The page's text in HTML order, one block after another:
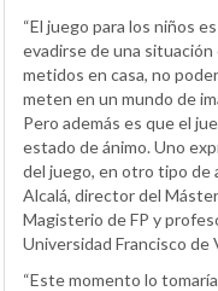
“El juego para los niños
evadirse de una situación
metidos en casa, no
meten en un mundo de
Pero además es que el
estado de ánimo. Uno
del juego, en otro tipo de
Alcalá, director del
Magisterio de FP y
Universidad Francisco de
“Este momento lo